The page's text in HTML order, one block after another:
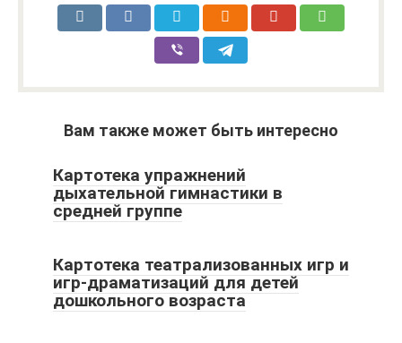
Вам также может быть интересно
Картотека упражнений
дыхательной гимнастики в
средней группе
Картотека театрализованных игр и
игр-драматизаций для детей
дошкольного возраста